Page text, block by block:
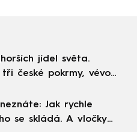
jídel světa.
české pokrmy, vévodí
Jak rychle
se skládá. A vločky